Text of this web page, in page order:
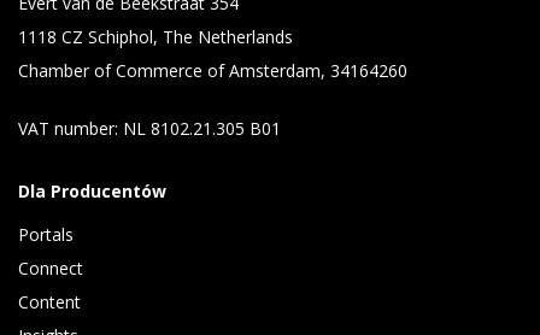
1118 CZ Schiphol, The Netherlands
Chamber of Commerce of Amsterdam, 34164260
VAT number: NL 8102.21.305 B01
Dla Producentów
Portals
Connect
Content